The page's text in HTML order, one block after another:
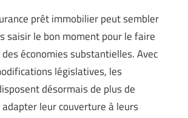
prêt immobilier peut sembler
saisir le bon moment pour le faire
économies substantielles. Avec
législatives, les
désormais de plus de
leur couverture à leurs